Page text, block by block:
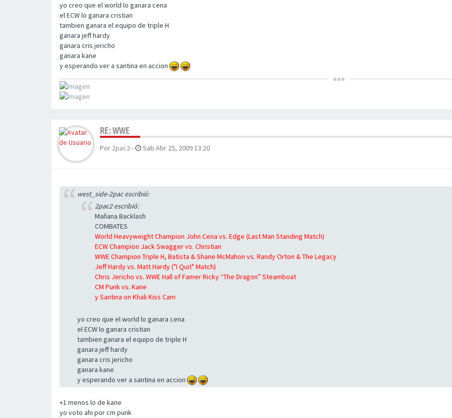
yo creo que el world lo ganara cena
el ECW lo ganara cristian
tambien ganara el equipo de triple H
ganara jeff hardy
ganara cris jericho
ganara kane
y esperando ver a santina en accion
RE: WWE
Por 2pac2- Sab Abr 25, 2009 13:20
west_side-2pac escribió:
2pac2 escribió:
Mañana Backlash
COMBATES
World Heavyweight Champion John Cena vs. Edge (Last Man Standing Match)
ECW Champion Jack Swagger vs. Christian
WWE Champion Triple H, Batista & Shane McMahon vs. Randy Orton & The Legacy
Jeff Hardy vs. Matt Hardy ("I Quit" Match)
Chris Jericho vs. WWE Hall of Famer Ricky “The Dragon” Steamboat
CM Punk vs. Kane
y Santina on Khali Kiss Cam
yo creo que el world lo ganara cena
el ECW lo ganara cristian
tambien ganara el equipo de triple H
ganara jeff hardy
ganara cris jericho
ganara kane
y esperando ver a santina en accion
+1 menos lo de kane
yo voto ahi por cm punk